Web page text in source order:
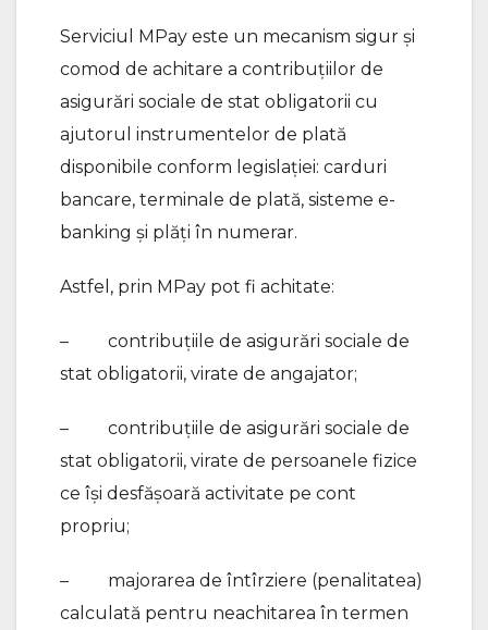
Serviciul MPay este un mecanism sigur și
comod de achitare a contribuțiilor de
asigurări sociale de stat obligatorii cu
ajutorul instrumentelor de plată
disponibile conform legislației: carduri
bancare, terminale de plată, sisteme e-
banking și plăți în numerar.
Astfel, prin MPay pot fi achitate:
– contribuțiile de asigurări sociale de
stat obligatorii, virate de angajator;
– contribuţiile de asigurări sociale de
stat obligatorii, virate de persoanele fizice
ce îşi desfăşoară activitate pe cont
propriu;
– majorarea de întîrziere (penalitatea)
calculată pentru neachitarea în termen